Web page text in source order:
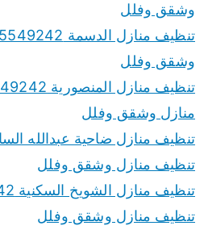
وشقق وفلل
وشقق وفلل
منازل وشقق وفلل
تنظيف منازل وشقق وفلل
تنظيف منازل وشقق وفلل